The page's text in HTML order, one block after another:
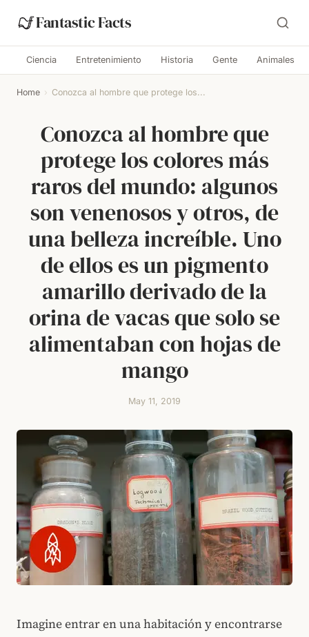
Fantastic Facts
Ciencia Entretenimiento Historia Gente Animales
Home › Conozca al hombre que protege los...
Conozca al hombre que
protege los colores más
raros del mundo: algunos
son venenosos y otros, de
una belleza increíble. Uno
de ellos es un pigmento
amarillo derivado de la
orina de vacas que solo se
alimentaban con hojas de
mango
May 11, 2019
Imagine entrar en una habitación y encontrarse